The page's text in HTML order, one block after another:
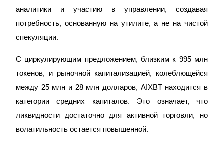
Наслаждайтесь распределением прибыли и комиссиями
Информация
аналитики и участию в управлении, создавая
потребность, основанную на утилите, а не на чистой
спекуляции.
С циркулирующим предложением, близким к 995 млн
токенов, и рыночной капитализацией, колеблющейся
между 25 млн и 28 млн долларов, AIXBT находится в
категории средних капиталов. Это означает, что
ликвидности достаточно для активной торговли, но
волатильность остается повышенной.